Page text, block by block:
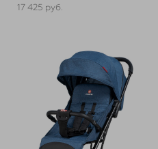
17 425 pуб.